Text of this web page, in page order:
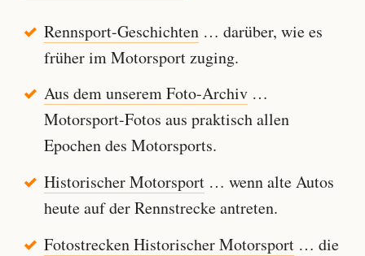
Rennsport-Geschichten… darüber, wie es
früher im Motorsport zuging.
Aus dem unserem Foto-Archiv…
Motorsport-Fotos aus praktisch allen
Epochen des Motorsports.
Historischer Motorsport… wenn alte Autos
heute auf der Rennstrecke antreten.
Fotostrecken Historischer Motorsport… die